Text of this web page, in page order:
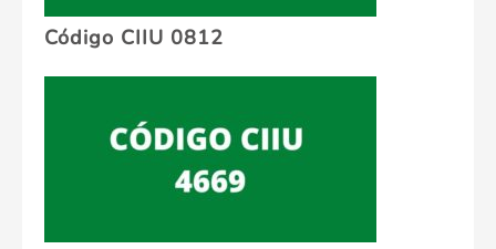
Código CIIU 0812